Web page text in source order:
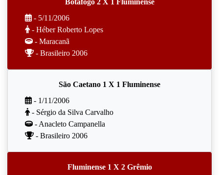
Botafogo 2 X 1 Fluminense
- 5/11/2006
- Héber Roberto Lopes
- Maracanã
- Brasileiro 2006
São Caetano 1 X 1 Fluminense
- 1/11/2006
- Sérgio da Silva Carvalho
- Anacleto Campanella
- Brasileiro 2006
Fluminense 1 X 2 Grêmio